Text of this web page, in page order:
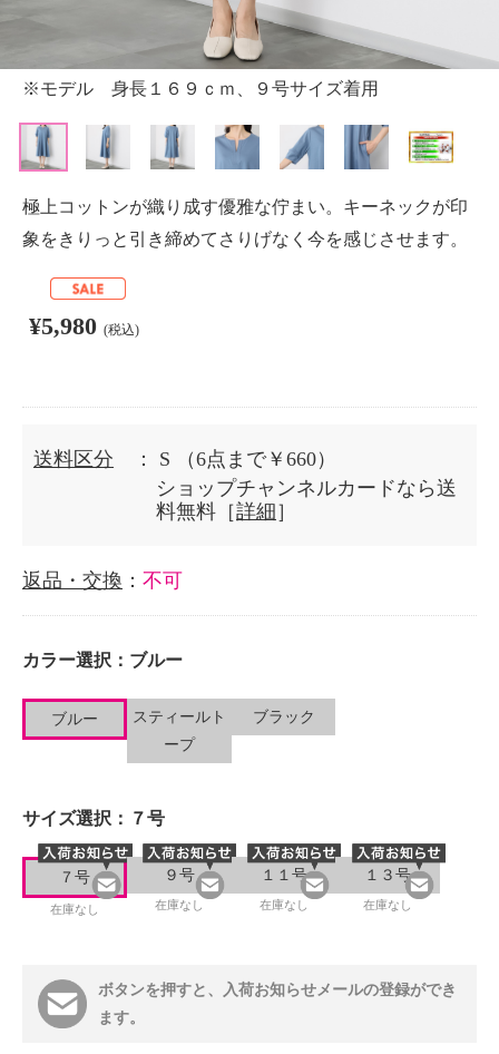
※モデル 身長１６９ｃｍ、９号サイズ着用
極上コットンが織り成す優雅な佇まい。キーネックが印
象をきりっと引き締めてさりげなく今を感じさせます。
¥5,980 (税込)
送料区分 ： S
（6点まで￥660）
ショップチャンネルカードなら送
料無料［詳細 ］
返品・交換 ： 不可
カラー選択： ブルー
ブルー
スティールト
ープ
ブラック
サイズ選択： ７号
７号
在庫なし
９号
在庫なし
１１号
在庫なし
１３号
在庫なし
ボタンを押すと、入荷お知らせメールの登録ができ
ます。